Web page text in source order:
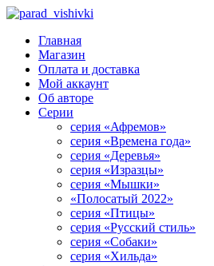
Главная
Магазин
Оплата и доставка
Мой аккаунт
Об авторе
Серии
серия «Афремов»
серия «Времена года»
серия «Деревья»
серия «Изразцы»
серия «Мышки»
«Полосатый 2022»
серия «Птицы»
серия «Русский стиль»
серия «Собаки»
серия «Хильда»